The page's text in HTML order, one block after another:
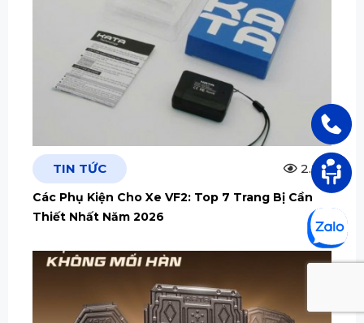
TIN TỨC 2.5m
Các Phụ Kiện Cho Xe VF2: Top 7 Trang Bị Cần
Thiết Nhất Năm 2026